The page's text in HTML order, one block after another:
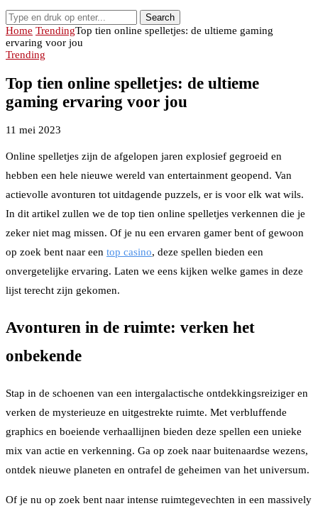
Search
Home TrendingTop tien online spelletjes: de ultieme gaming
ervaring voor jou
Trending
Top tien online spelletjes: de ultieme
gaming ervaring voor jou
11 mei 2023
Online spelletjes zijn de afgelopen jaren explosief gegroeid en
hebben een hele nieuwe wereld van entertainment geopend. Van
actievolle avonturen tot uitdagende puzzels, er is voor elk wat wils.
In dit artikel zullen we de top tien online spelletjes verkennen die je
zeker niet mag missen. Of je nu een ervaren gamer bent of gewoon
op zoek bent naar een top casino, deze spellen bieden een
onvergetelijke ervaring. Laten we eens kijken welke games in deze
lijst terecht zijn gekomen.
Avonturen in de ruimte: verken het
onbekende
Stap in de schoenen van een intergalactische ontdekkingsreiziger en
verken de mysterieuze en uitgestrekte ruimte. Met verbluffende
graphics en boeiende verhaallijnen bieden deze spellen een unieke
mix van actie en verkenning. Ga op zoek naar buitenaardse wezens,
ontdek nieuwe planeten en ontrafel de geheimen van het universum.
Of je nu op zoek bent naar intense ruimtegevechten in een massively